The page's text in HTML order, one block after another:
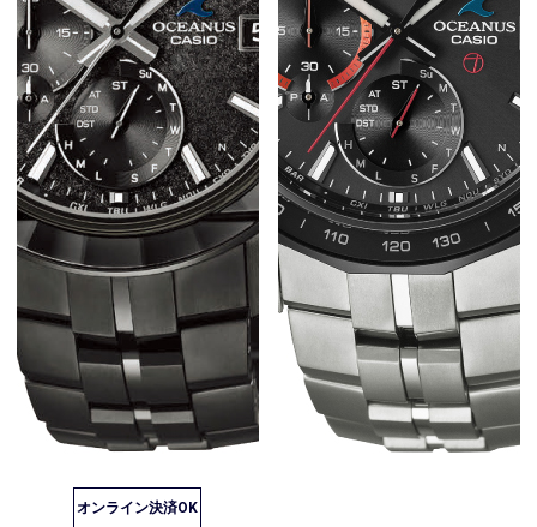
オンライン決済OK